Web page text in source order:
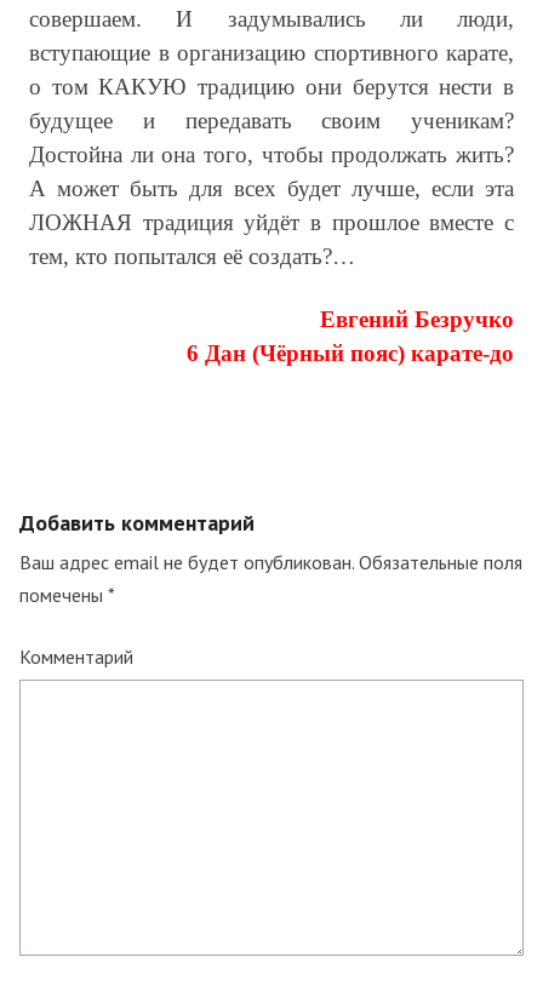
совершаем. И задумывались ли люди,
вступающие в организацию спортивного карате,
о том КАКУЮ традицию они берутся нести в
будущее и передавать своим ученикам?
Достойна ли она того, чтобы продолжать жить?
А может быть для всех будет лучше, если эта
ЛОЖНАЯ традиция уйдёт в прошлое вместе с
тем, кто попытался её создать?…
Евгений Безручко
6 Дан (Чёрный пояс) карате-до
Добавить комментарий
Ваш адрес email не будет опубликован. Обязательные поля
помечены *
Комментарий